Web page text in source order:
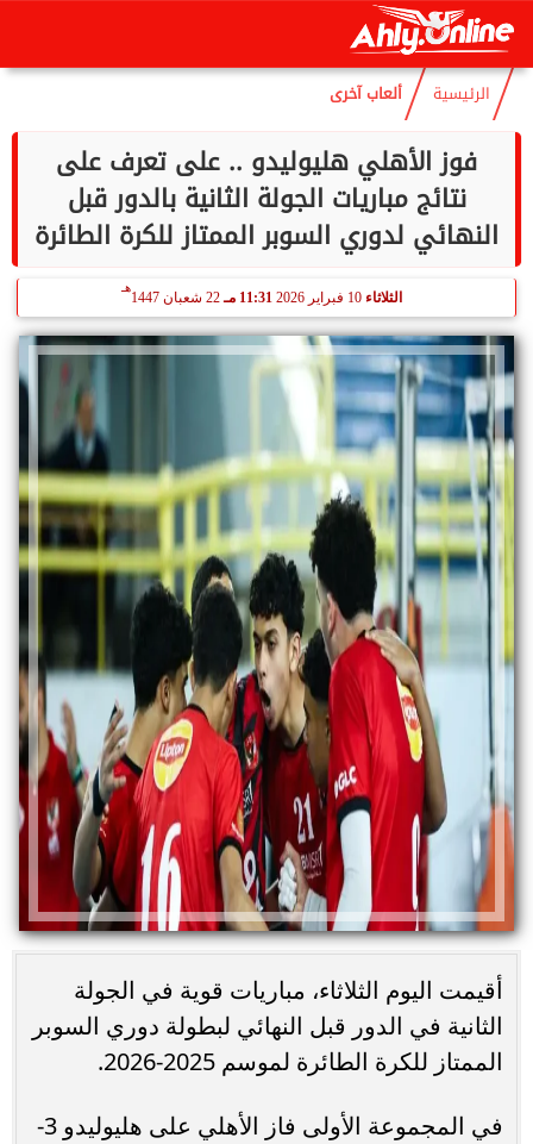
السبت
الرئيسية ألعاب آخرى
فوز الأهلي هليوليدو .. على تعرف على
نتائج مباريات الجولة الثانية بالدور قبل
النهائي لدوري السوبر الممتاز للكرة الطائرة
الثلاثاء 11:31 مـ 22 شعبان 1447
هـ
أقيمت اليوم الثلاثاء، مباريات قوية في الجولة
الثانية في الدور قبل النهائي لبطولة دوري السوبر
الممتاز للكرة الطائرة لموسم 2025-2026.
في المجموعة الأولى فاز الأهلي على هليوليدو 3-